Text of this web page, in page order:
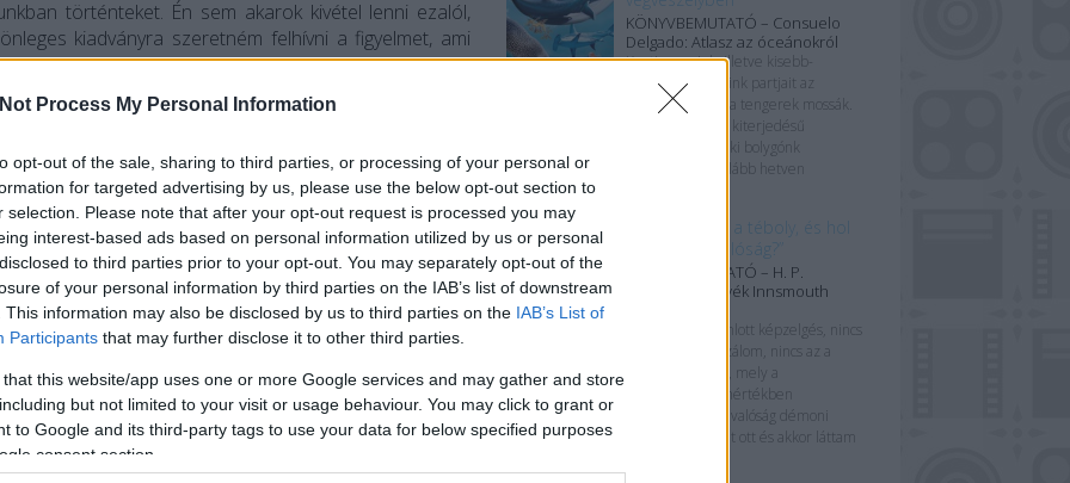
Process My Personal Information
opt-out of the sale, sharing to third parties, or processing of your personal or
for targeted advertising by us, please use the below opt-out section to
selection. Please note that after your opt-out request is processed you may
interest-based ads based on personal information utilized by us or personal
to third parties prior to your opt-out. You may separately opt-out of the
of your personal information by third parties on the IAB’s list of downstream
This information may also be disclosed by us to third parties on the IAB’s List of
Participants that may further disclose it to other third parties.
that this website/app uses one or more Google services and may gather and store
but not limited to your visit or usage behaviour. You may click to grant or
to Google and its third-party tags to use your data for below specified purposes
consent section.
történteket. Én sem akarok kivétel lenni ezalól,
kiadványra szeretném felhívni a figyelmet, ami
KÖNYVBEMUTATÓ – Consuelo
Delgado: Atlasz az óceánokról
Kontinenseink, illetve kisebb-
nagyobb szigeteink partjait az
óceánokon kívül a tengerek mossák.
Ezek a hatalmas kiterjedésű
életterek teszik ki bolygónk
felszínének legalább hetven
„Hol végződik a téboly, és hol
kezdődik a valóság?”
KÖNYVBEMUTATÓ – H. P.
Lovecraft: Árnyék Innsmouth
„Nincs az a bomlott képzelgés, nincs
az a tébolyult lázálom, nincs az a
beteges bódulat, mely a
legcsekélyebb mértékben
vetekedhetne a valóság démoni
torzulatával, amit ott és akkor láttam